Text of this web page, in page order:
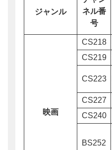
ジャンル
ネル番
号
映画
CS218
CS219
CS223
CS227
CS240
BS252